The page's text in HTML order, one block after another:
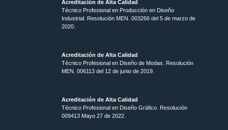
Acreditación de Alta Calidad
Técnico Profesional en Producción en Diseño
Industrial. Resolución MEN. 003266 del 5 de marzo de
2020.
Acreditación de Alta Calidad
Técnico Profesional en Diseño de Modas. Resolución
MEN. 006113 del 12 de junio de 2019.
Acreditación de Alta Calidad
Técnico Profesional en Diseño Gráfico. Resolución
009413 Mayo 27 de 2022.